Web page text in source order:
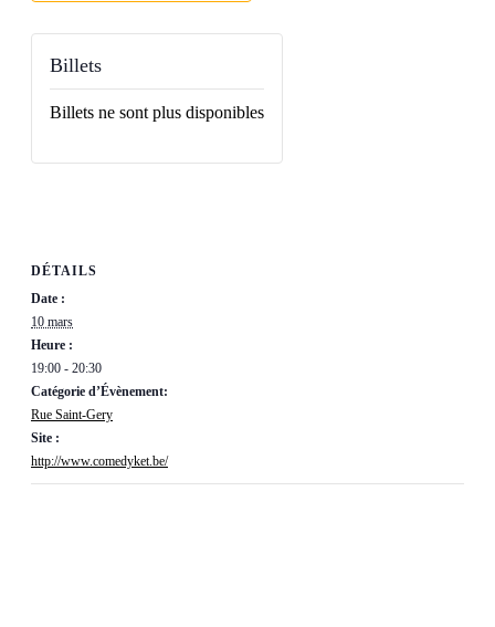
DÉTAILS
Date :
10 mars
Heure :
19:00 - 20:30
Catégorie d’Évènement:
Rue Saint-Gery
Site :
http://www.comedyket.be/
Billets
Billets ne sont plus disponibles